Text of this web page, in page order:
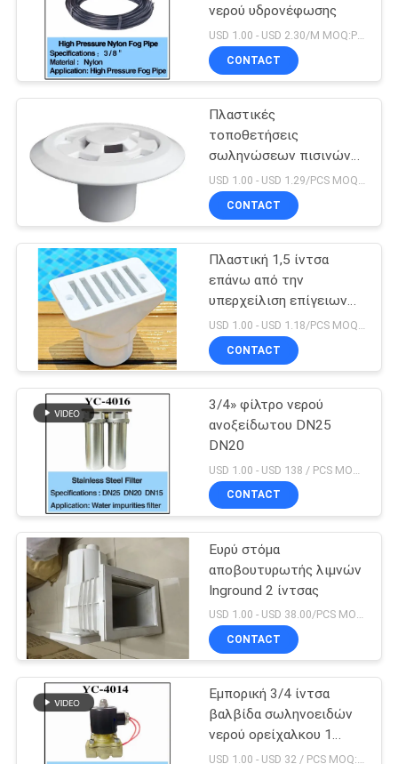
SITEMAP
PRIVACY
POLICYΜουσικό
πρόγραμμα πηγών
18
Αεριωθούμενο
αεροπλάνο
καταρρακτών
ανοξείδωτου
Σκάλα πισινών
ανοξείδωτου
19
Εμπορικά φίλτρα
άμμου πισινών
νερού υδρονέφωσης
USD 1.00 - USD 2.30/M MOQ:PC 1
CONTACT
Πλαστικές
τοποθετήσεις
σωληνώσεων πισινών
υπερχείλιση πισινών 1,5
ίντσας
CONTACT
Πλαστική 1,5 ίντσα
επάνω από την
υπερχείλιση επίγειων
λιμνών
CONTACT
3/4» φίλτρο νερού
ανοξείδωτου DN25
DN20
CONTACT
Ευρύ στόμα
αποβουτυρωτής λιμνών
Inground 2 ίντσας
USD 1.00 - USD 38.00/PCS MOQ:PC 1
CONTACT
Εμπορική 3/4 ίντσα
βαλβίδα σωληνοειδών
νερού ορείχαλκου 1
ίντσας
USD 1.00 - USD 32 / PCS MOQ:PC 1